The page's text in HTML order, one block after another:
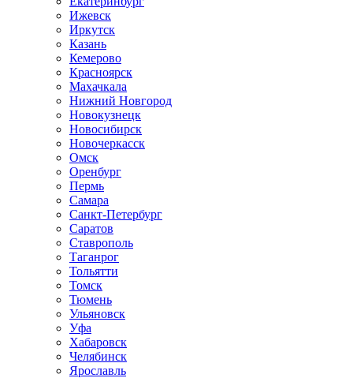
Ижевск
Иркутск
Казань
Кемерово
Красноярск
Махачкала
Нижний Новгород
Новокузнецк
Новосибирск
Новочеркаcск
Омск
Оренбург
Пермь
Самара
Санкт-Петербург
Саратов
Ставрополь
Таганрог
Тольятти
Томск
Тюмень
Ульяновск
Уфа
Хабаровск
Челябинск
Ярославль